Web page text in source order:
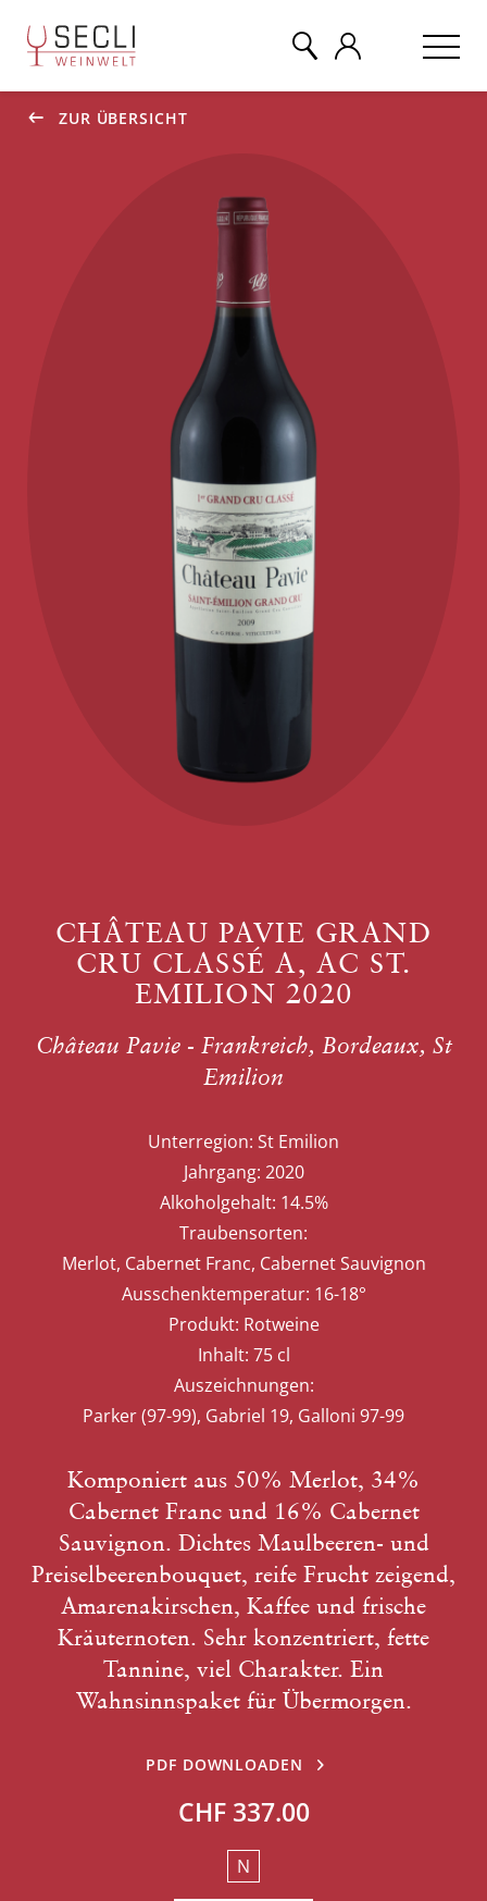
ZUR ÜBERSICHT
CHÂTEAU PAVIE GRAND
CRU CLASSÉ A, AC ST.
EMILION 2020
Château Pavie - Frankreich, Bordeaux, St
Emilion
Unterregion: St Emilion
Jahrgang: 2020
Alkoholgehalt: 14.5%
Traubensorten:
Merlot, Cabernet Franc, Cabernet Sauvignon
Ausschenktemperatur: 16-18°
Produkt: Rotweine
Inhalt: 75 cl
Auszeichnungen:
Parker (97-99), Gabriel 19, Galloni 97-99
Komponiert aus 50% Merlot, 34%
Cabernet Franc und 16% Cabernet
Sauvignon. Dichtes Maulbeeren- und
Preiselbeerenbouquet, reife Frucht zeigend,
Amarenakirschen, Kaffee und frische
Kräuternoten. Sehr konzentriert, fette
Tannine, viel Charakter. Ein
Wahnsinnspaket für Übermorgen.
PDF DOWNLOADEN
CHF 337.00
N